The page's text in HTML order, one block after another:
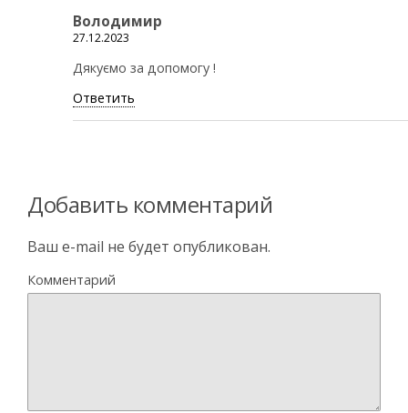
Володимир
27.12.2023
Дякуємо за допомогу !
Ответить
Добавить комментарий
Ваш e-mail не будет опубликован.
Комментарий